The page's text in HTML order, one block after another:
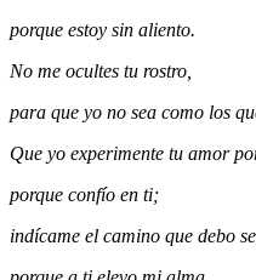
porque estoy sin aliento.
No me ocultes tu rostro,
para que yo no sea como los
Que yo experimente tu amor
porque confío en ti;
indícame el camino que debo